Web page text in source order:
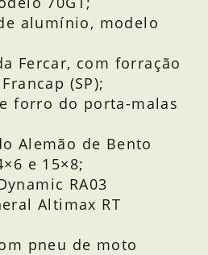
alumínio, modelo
Fercar, com forração
(SP);
forro do porta-malas
Alemão de Bento
e 15×8;
RA03
Altimax RT
pneu de moto